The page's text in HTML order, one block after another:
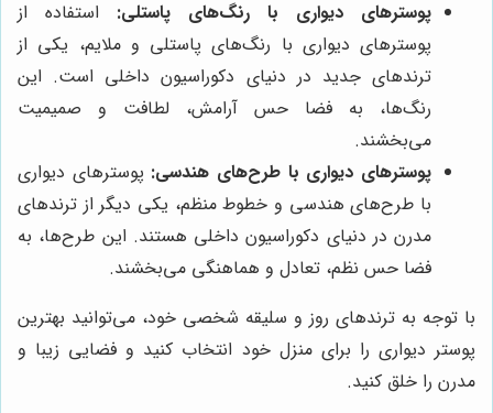
پوسترهای دیواری با رنگ‌های پاستلی: استفاده از
پوسترهای دیواری با رنگ‌های پاستلی و ملایم، یکی از
ترندهای جدید در دنیای دکوراسیون داخلی است. این
رنگ‌ها، به فضا حس آرامش، لطافت و صمیمیت
می‌بخشند.
پوسترهای دیواری با طرح‌های هندسی: پوسترهای دیواری
با طرح‌های هندسی و خطوط منظم، یکی دیگر از ترندهای
مدرن در دنیای دکوراسیون داخلی هستند. این طرح‌ها، به
فضا حس نظم، تعادل و هماهنگی می‌بخشند.
با توجه به ترندهای روز و سلیقه شخصی خود، می‌توانید بهترین
پوستر دیواری را برای منزل خود انتخاب کنید و فضایی زیبا و
مدرن را خلق کنید.